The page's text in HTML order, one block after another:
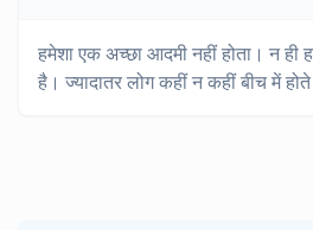
हमेशा एक अच्छा आदमी नहीं होता। न ही
है। ज्यादातर लोग कहीं न कहीं बीच में